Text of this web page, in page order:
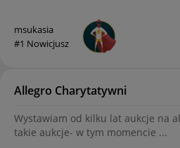
msukasia
#1 Nowicjusz
Allegro Charytatywni
Wystawiam od kilku lat aukcje na
takie aukcje- w tym momencie ...